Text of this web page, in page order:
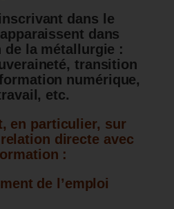
dans le
dans
la métallurgie :
transition
numérique,
etc.
en particulier, sur
directe avec
:
de l’emploi